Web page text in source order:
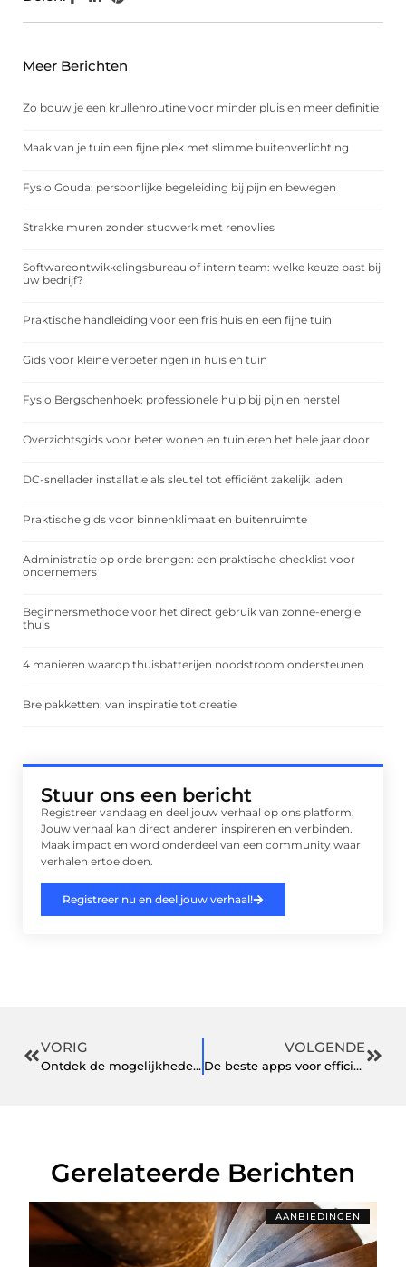
Meer Berichten
Zo bouw je een krullenroutine voor minder pluis en meer definitie
Maak van je tuin een fijne plek met slimme buitenverlichting
Fysio Gouda: persoonlijke begeleiding bij pijn en bewegen
Strakke muren zonder stucwerk met renovlies
Softwareontwikkelingsbureau of intern team: welke keuze past bij
uw bedrijf?
Praktische handleiding voor een fris huis en een fijne tuin
Gids voor kleine verbeteringen in huis en tuin
Fysio Bergschenhoek: professionele hulp bij pijn en herstel
Overzichtsgids voor beter wonen en tuinieren het hele jaar door
DC-snellader installatie als sleutel tot efficiënt zakelijk laden
Praktische gids voor binnenklimaat en buitenruimte
Administratie op orde brengen: een praktische checklist voor
ondernemers
Beginnersmethode voor het direct gebruik van zonne-energie
thuis
4 manieren waarop thuisbatterijen noodstroom ondersteunen
Breipakketten: van inspiratie tot creatie
Stuur ons een bericht
Registreer vandaag en deel jouw verhaal op ons platform.
Jouw verhaal kan direct anderen inspireren en verbinden.
Maak impact en word onderdeel van een community waar
verhalen ertoe doen.
Registreer nu en deel jouw verhaal!
VORIG
Ontdek de mogelijkheden van villa bouwen met Scholte op Reimer
VOLGENDE
De beste apps voor efficiëntie in bedrijfsvoering
Gerelateerde Berichten
AANBIEDINGEN